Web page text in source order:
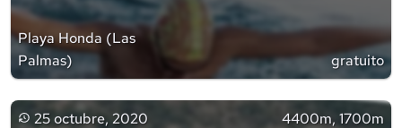
Playa Honda (Las
Palmas) gratuito
25 octubre, 2020 4400m, 1700m